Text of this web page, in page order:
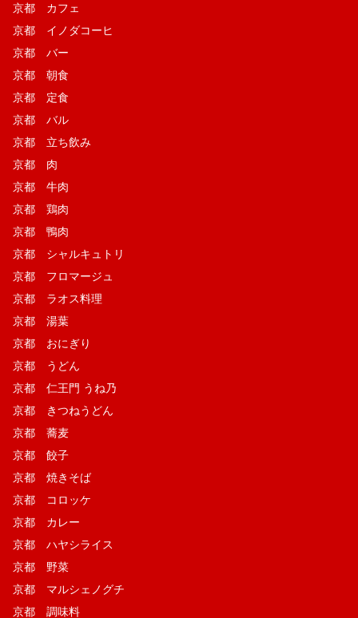
京都 カフェ
京都 イノダコーヒ
京都 バー
京都 朝食
京都 定食
京都 バル
京都 立ち飲み
京都 肉
京都 牛肉
京都 鶏肉
京都 鴨肉
京都 シャルキュトリ
京都 フロマージュ
京都 ラオス料理
京都 湯葉
京都 おにぎり
京都 うどん
京都 仁王門 うね乃
京都 きつねうどん
京都 蕎麦
京都 餃子
京都 焼きそば
京都 コロッケ
京都 カレー
京都 ハヤシライス
京都 野菜
京都 マルシェノグチ
京都 調味料